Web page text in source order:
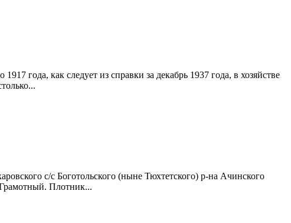
года, как следует из справки за декабрь 1937 года, в хозяйстве
с/с Боготольского (ныне Тюхтетского) р-на Ачинского
Плотник...